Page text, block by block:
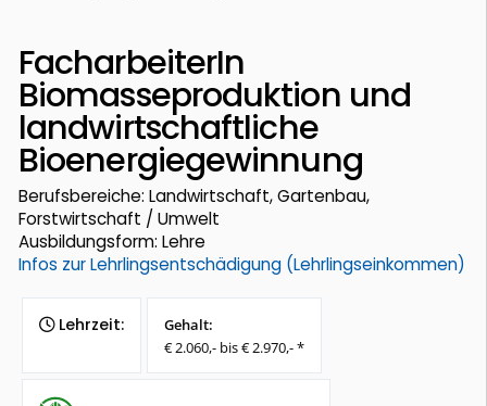
FacharbeiterIn
Biomasseproduktion und
landwirtschaftliche
Bioenergiegewinnung
Berufsbereiche: Landwirtschaft, Gartenbau,
Forstwirtschaft / Umwelt
Ausbildungsform: Lehre
Infos zur Lehrlingsentschädigung (Lehrlingseinkommen)
Lehrzeit:
Gehalt:
€ 2.060,- bis € 2.970,- *